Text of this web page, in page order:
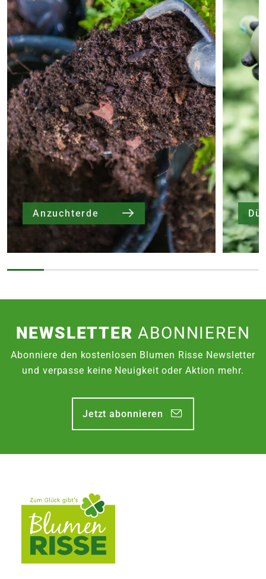
Anzuchterde
NEWSLETTERABONNIEREN
Abonniere den kostenlosen Blumen Risse Newsletter
und verpasse keine Neuigkeit oder Aktion mehr.
Jetzt abonnieren